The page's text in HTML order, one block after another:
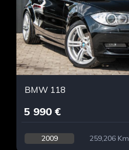
BMW 118
5 990 €
2009 259,206 Km